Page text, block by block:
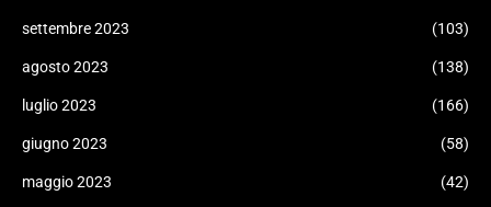
settembre 2023 (103)
agosto 2023 (138)
luglio 2023 (166)
giugno 2023 (58)
maggio 2023 (42)